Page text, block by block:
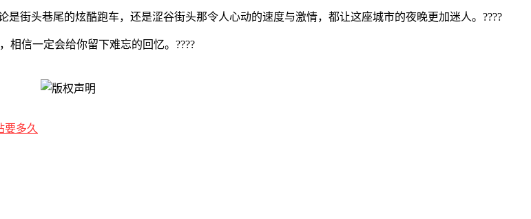
街头巷尾的炫酷跑车，还是涩谷街头那令人心动的速度与激情，都让这座城市的夜晚更加迷人。????
相信一定会给你留下难忘的回忆。????
要多久